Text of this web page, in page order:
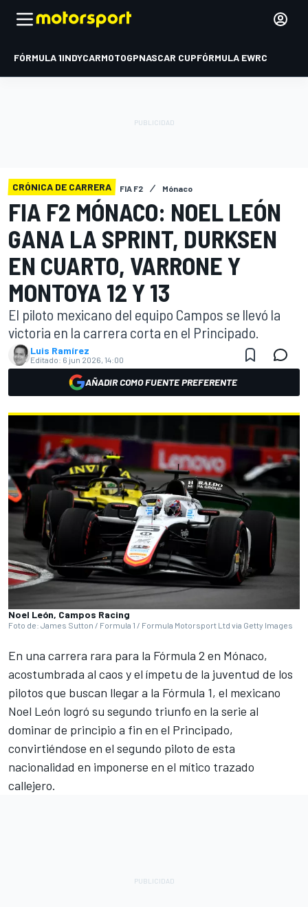
FÓRMULA 1INDYCARMOTOGPNASCAR CUPFÓRMULA EWRC
CRÓNICA DE CARRERA FIA F2 Mónaco
FIA F2 MÓNACO: NOEL LEÓN
GANA LA SPRINT, DURKSEN
EN CUARTO, VARRONE Y
MONTOYA 12 Y 13
El piloto mexicano del equipo Campos se llevó la
victoria en la carrera corta en el Principado.
Luis Ramírez
Editado: 6 jun 2026, 14:00
AÑADIR COMO FUENTE PREFERENTE
Noel León, Campos Racing
Foto de: James Sutton / Formula 1 / Formula Motorsport Ltd via Getty Images
En una carrera rara para la Fórmula 2 en Mónaco,
acostumbrada al caos y el ímpetu de la juventud de los
pilotos que buscan llegar a la Fórmula 1, el mexicano
Noel León logró su segundo triunfo en la serie al
dominar de principio a fin en el Principado,
convirtiéndose en el segundo piloto de esta
nacionalidad en imponerse en el mítico trazado
callejero.